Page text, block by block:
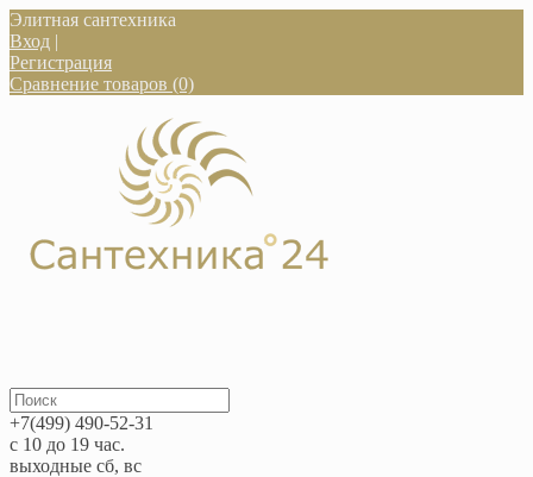
Элитная сантехника
Вход |
Регистрация
Сравнение товаров (0)
+7(499) 490-52-31
с 10 до 19 час.
выходные сб, вс